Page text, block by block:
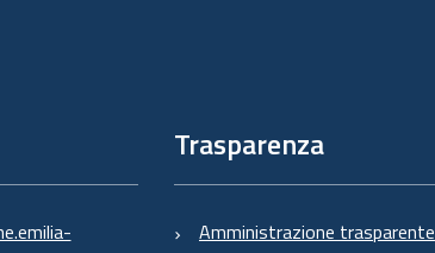
Trasparenza
Amministrazione trasparente